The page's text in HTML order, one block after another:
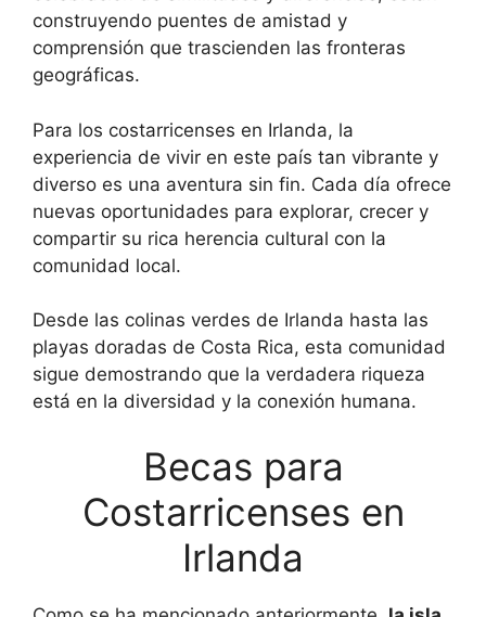
construyendo puentes de amistad y
comprensión que trascienden las fronteras
geográficas.
Para los costarricenses en Irlanda, la
experiencia de vivir en este país tan vibrante y
diverso es una aventura sin fin. Cada día ofrece
nuevas oportunidades para explorar, crecer y
compartir su rica herencia cultural con la
comunidad local.
Desde las colinas verdes de Irlanda hasta las
playas doradas de Costa Rica, esta comunidad
sigue demostrando que la verdadera riqueza
está en la diversidad y la conexión humana.
Becas para
Costarricenses en
Irlanda